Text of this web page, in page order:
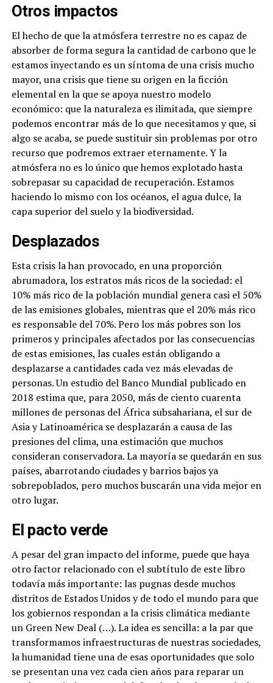
Otros impactos
El hecho de que la atmósfera terrestre no es capaz de
absorber de forma segura la cantidad de carbono que le
estamos inyectando es un síntoma de una crisis mucho
mayor, una crisis que tiene su origen en la ficción
elemental en la que se apoya nuestro modelo
económico: que la naturaleza es ilimitada, que siempre
podemos encontrar más de lo que necesitamos y que, si
algo se acaba, se puede sustituir sin problemas por otro
recurso que podremos extraer eternamente. Y la
atmósfera no es lo único que hemos explotado hasta
sobrepasar su capacidad de recuperación. Estamos
haciendo lo mismo con los océanos, el agua dulce, la
capa superior del suelo y la biodiversidad.
Desplazados
Esta crisis la han provocado, en una proporción
abrumadora, los estratos más ricos de la sociedad: el
10% más rico de la población mundial genera casi el 50%
de las emisiones globales, mientras que el 20% más rico
es responsable del 70%. Pero los más pobres son los
primeros y principales afectados por las consecuencias
de estas emisiones, las cuales están obligando a
desplazarse a cantidades cada vez más elevadas de
personas. Un estudio del Banco Mundial publicado en
2018 estima que, para 2050, más de ciento cuarenta
millones de personas del África subsahariana, el sur de
Asia y Latinoamérica se desplazarán a causa de las
presiones del clima, una estimación que muchos
consideran conservadora. La mayoría se quedarán en sus
países, abarrotando ciudades y barrios bajos ya
sobrepoblados, pero muchos buscarán una vida mejor en
otro lugar.
El pacto verde
A pesar del gran impacto del informe, puede que haya
otro factor relacionado con el subtítulo de este libro
todavía más importante: las pugnas desde muchos
distritos de Estados Unidos y de todo el mundo para que
los gobiernos respondan a la crisis climática mediante
un Green New Deal (…). La idea es sencilla: a la par que
transformamos infraestructuras de nuestras sociedades,
la humanidad tiene una de esas oportunidades que solo
se presentan una vez cada cien años para reparar un